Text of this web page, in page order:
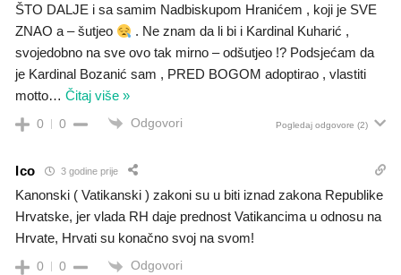
ŠTO DALJE i sa samim Nadbiskupom Hranićem , koji je SVE
ZNAO a – šutjeo
. Ne znam da li bi i Kardinal Kuharić ,
svojedobno na sve ovo tak mirno – odšutjeo !? Podsjećam da
je Kardinal Bozanić sam , PRED BOGOM adoptirao , vlastiti
motto… Čitaj više »
0 0 Odgovori Pogledaj odgovore (2)
Ico 3 godine prije
Kanonski ( Vatikanski ) zakoni su u biti iznad zakona Republike
Hrvatske, jer vlada RH daje prednost Vatikancima u odnosu na
Hrvate, Hrvati su konačno svoj na svom!
0 0 Odgovori